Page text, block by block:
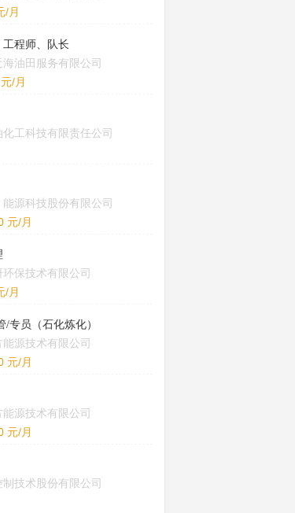
/月
程师、队长
油田服务有限公司
/月
工科技有限责任公司
源科技股份有限公司
元/月
环保技术有限公司
/月
/专员（石化炼化）
源技术有限公司
元/月
源技术有限公司
元/月
技术股份有限公司